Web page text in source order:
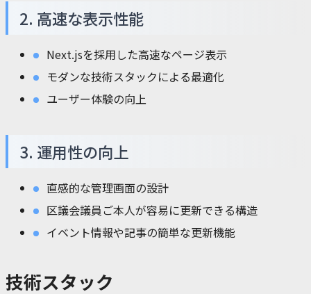
2. 高速な表示性能
Next.jsを採用した高速なページ表示
モダンな技術スタックによる最適化
ユーザー体験の向上
3. 運用性の向上
直感的な管理画面の設計
区議会議員ご本人が容易に更新できる構造
イベント情報や記事の簡単な更新機能
技術スタック